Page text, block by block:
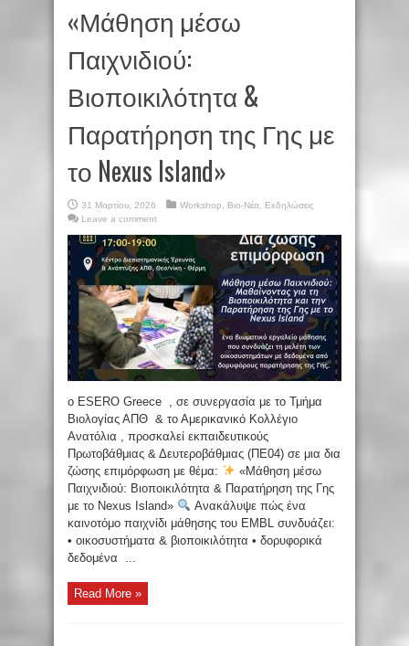
«Μάθηση μέσω
Παιχνιδιού:
Βιοποικιλότητα &
Παρατήρηση της Γης με
το Nexus Island»
31 Μαρτίου, 2026 Workshop Βιο-Νέα
Εκδηλώσεις
Leave a comment
ο ESERO Greece , σε συνεργασία με το Τμήμα
Βιολογίας ΑΠΘ & το Αμερικανικό Κολλέγιο
Ανατόλια , προσκαλεί εκπαιδευτικούς
Πρωτοβάθμιας & Δευτεροβάθμιας (ΠΕ04) σε μια δια
ζώσης επιμόρφωση με θέμα:
«Μάθηση μέσω
Παιχνιδιού: Βιοποικιλότητα & Παρατήρηση της Γης
με το Nexus Island»
Ανακάλυψε πώς ένα
καινοτόμο παιχνίδι μάθησης του EMBL συνδυάζει:
• οικοσυστήματα & βιοποικιλότητα • δορυφορικά
δεδομένα ...
Read More »